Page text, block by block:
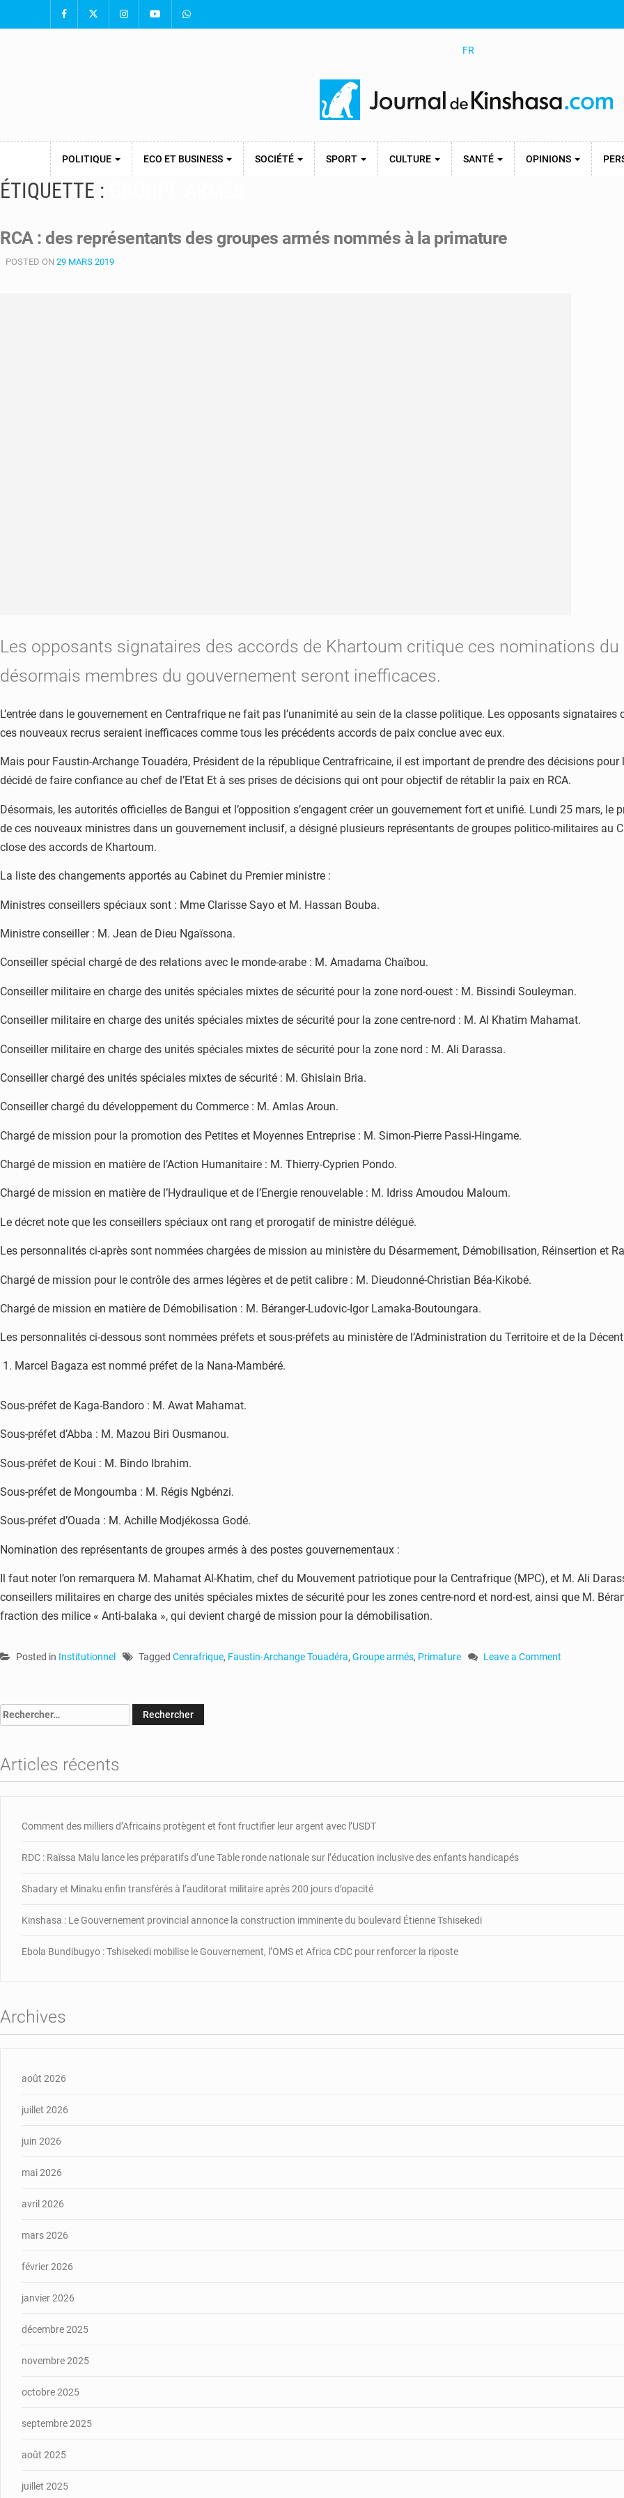
FR
POLITIQUE ECO ET BUSINESS SOCIÉTÉ SPORT CULTURE SANTÉ OPINIONS
ÉTIQUETTE :
RCA : des représentants des groupes armés nommés à la primature
POSTED ON 29 MARS 2019
Les opposants signataires des accords de Khartoum critique ces nominations du
désormais membres du gouvernement seront inefficaces.
L’entrée dans le gouvernement en Centrafrique ne fait pas l’unanimité au sein de la classe politique. Les opposants
ces nouveaux recrus seraient inefficaces comme tous les précédents accords de paix conclue avec eux.
Mais pour Faustin-Archange Touadéra, Président de la république Centrafricaine, il est important de prendre des décisions
décidé de faire confiance au chef de l’Etat Et à ses prises de décisions qui ont pour objectif de rétablir la paix en RCA.
Désormais, les autorités officielles de Bangui et l’opposition s’engagent créer un gouvernement fort et unifié. Lundi 25 mars,
de ces nouveaux ministres dans un gouvernement inclusif, a désigné plusieurs représentants de groupes politico-militaires au
close des accords de Khartoum.
La liste des changements apportés au Cabinet du Premier ministre :
Ministres conseillers spéciaux sont : Mme Clarisse Sayo et M. Hassan Bouba.
Ministre conseiller : M. Jean de Dieu Ngaïssona.
Conseiller spécial chargé de des relations avec le monde-arabe : M. Amadama Chaïbou.
Conseiller militaire en charge des unités spéciales mixtes de sécurité pour la zone nord-ouest : M. Bissindi Souleyman.
Conseiller militaire en charge des unités spéciales mixtes de sécurité pour la zone centre-nord : M. Al Khatim Mahamat.
Conseiller militaire en charge des unités spéciales mixtes de sécurité pour la zone nord : M. Ali Darassa.
Conseiller chargé des unités spéciales mixtes de sécurité : M. Ghislain Bria.
Conseiller chargé du développement du Commerce : M. Amlas Aroun.
Chargé de mission pour la promotion des Petites et Moyennes Entreprise : M. Simon-Pierre Passi-Hingame.
Chargé de mission en matière de l’Action Humanitaire : M. Thierry-Cyprien Pondo.
Chargé de mission en matière de l’Hydraulique et de l’Energie renouvelable : M. Idriss Amoudou Maloum.
Le décret note que les conseillers spéciaux ont rang et prorogatif de ministre délégué.
Les personnalités ci-après sont nommées chargées de mission au ministère du Désarmement, Démobilisation, Réinsertion et
Chargé de mission pour le contrôle des armes légères et de petit calibre : M. Dieudonné-Christian Béa-Kikobé.
Chargé de mission en matière de Démobilisation : M. Béranger-Ludovic-Igor Lamaka-Boutoungara.
Les personnalités ci-dessous sont nommées préfets et sous-préfets au ministère de l’Administration du Territoire et de la
Marcel Bagaza est nommé préfet de la Nana-Mambéré.
Sous-préfet de Kaga-Bandoro : M. Awat Mahamat.
Sous-préfet d’Abba : M. Mazou Biri Ousmanou.
Sous-préfet de Koui : M. Bindo Ibrahim.
Sous-préfet de Mongoumba : M. Régis Ngbénzi.
Sous-préfet d’Ouada : M. Achille Modjékossa Godé.
Nomination des représentants de groupes armés à des postes gouvernementaux :
Il faut noter l’on remarquera M. Mahamat Al-Khatim, chef du Mouvement patriotique pour la Centrafrique (MPC), et M. Ali
conseillers militaires en charge des unités spéciales mixtes de sécurité pour les zones centre-nord et nord-est, ainsi que M.
fraction des milice « Anti-balaka », qui devient chargé de mission pour la démobilisation.
Posted in Institutionnel Tagged Cenrafrique, Faustin-Archange Touadéra, Groupe armés, Primature
Leave a Comment
Rechercher :
Articles récents
Comment des milliers d’Africains protègent et font fructifier leur argent avec l’USDT
RDC : Raïssa Malu lance les préparatifs d’une Table ronde nationale sur l’éducation inclusive des enfants handicapés
Shadary et Minaku enfin transférés à l’auditorat militaire après 200 jours d’opacité
Kinshasa : Le Gouvernement provincial annonce la construction imminente du boulevard Étienne Tshisekedi
Ebola Bundibugyo : Tshisekedi mobilise le Gouvernement, l’OMS et Africa CDC pour renforcer la riposte
Archives
août 2026
juillet 2026
juin 2026
mai 2026
avril 2026
mars 2026
février 2026
janvier 2026
décembre 2025
novembre 2025
octobre 2025
septembre 2025
août 2025
juillet 2025